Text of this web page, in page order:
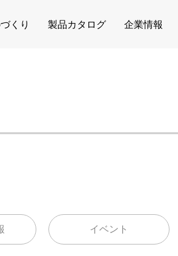
くり 製品カタログ 企業情報
イベント